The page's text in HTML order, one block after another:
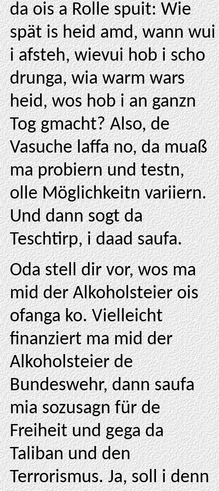
da ois a Rolle spuit: Wie
spät is heid amd, wann wui
i afsteh, wievui hob i scho
drunga, wia warm wars
heid, wos hob i an ganzn
Tog gmacht? Also, de
Vasuche laffa no, da muaß
ma probiern und testn,
olle Möglichkeitn variiern.
Und dann sogt da
Teschtirp, i daad saufa.
Oda stell dir vor, wos ma
mid der Alkoholsteier ois
ofanga ko. Vielleicht
finanziert ma mid der
Alkoholsteier de
Bundeswehr, dann saufa
mia sozusagn für de
Freiheit und gega da
Taliban und den
Terrorismus. Ja, soll i denn